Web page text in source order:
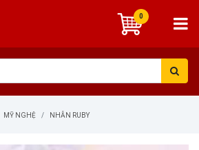
0
MỸ NGHỆ NHẪN RUBY